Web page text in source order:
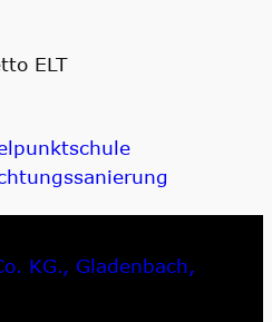
ELT
KG., Gladenbach,